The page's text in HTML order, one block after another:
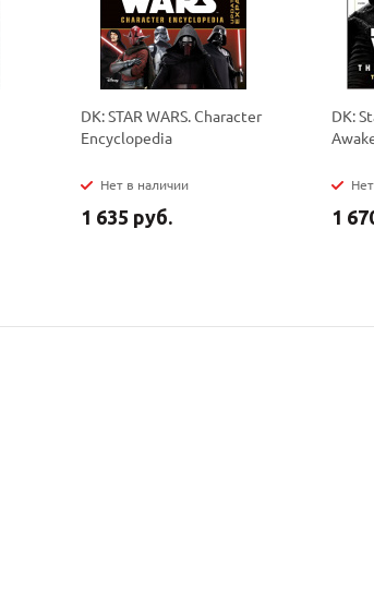
DK: STAR WARS. Character
Encyclopedia
Нет в наличии
1 635 руб.
DK:
1